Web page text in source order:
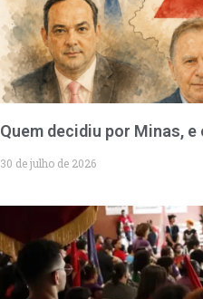
Quem decidiu por Minas, e
30 de julho de 2026